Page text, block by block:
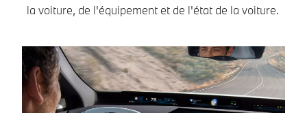
la voiture, de l'équipement et de l'état de la voiture.